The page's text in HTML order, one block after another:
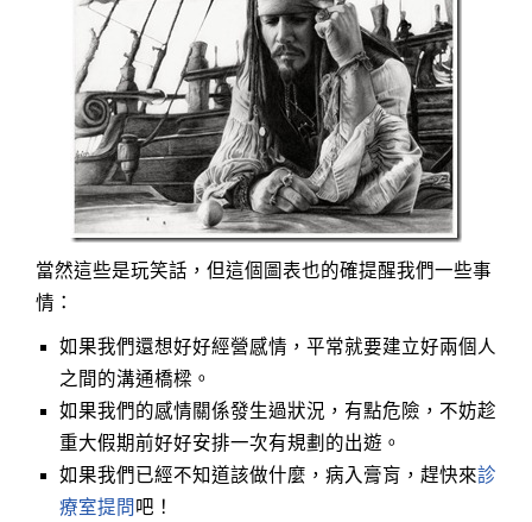
當然這些是玩笑話，但這個圖表也的確提醒我們一些事
情：
如果我們還想好好經營感情，平常就要建立好兩個人
之間的溝通橋樑。
如果我們的感情關係發生過狀況，有點危險，不妨趁
重大假期前好好安排一次有規劃的出遊。
如果我們已經不知道該做什麼，病入膏肓，趕快來診
療室提問 吧！